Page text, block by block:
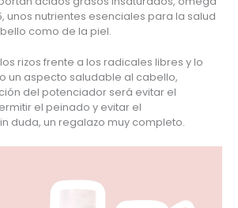
unos nutrientes esenciales para la salud
como de la piel.
rizos frente a los radicales libres y lo
un aspecto saludable al cabello,
del potenciador será evitar el
el peinado y evitar el
duda, un regalazo muy completo.